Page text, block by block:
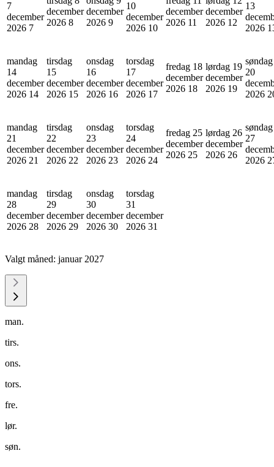
7
december
2026 7
december
2026 8
december
2026 9
10
december
2026 10
december
2026 11
december
2026 12
13
2026
mandag
14
december
2026 14
tirsdag
15
december
2026 15
onsdag
16
december
2026 16
torsdag
17
december
2026 17
fredag 18
december
2026 18
lørdag 19
december
2026 19
søndag
20
2026
mandag
21
december
2026 21
tirsdag
22
december
2026 22
onsdag
23
december
2026 23
torsdag
24
december
2026 24
fredag 25
december
2026 25
lørdag 26
december
2026 26
søndag
27
2026
mandag
28
december
2026 28
tirsdag
29
december
2026 29
onsdag
30
december
2026 30
torsdag
31
december
2026 31
Valgt måned: januar 2027
man.
tirs.
ons.
tors.
fre.
lør.
søn.